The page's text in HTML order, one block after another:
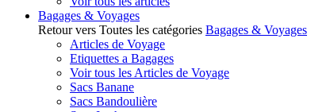
Bagages & Voyages
Retour vers Toutes les catégories Bagages & Voyages
Articles de Voyage
Etiquettes a Bagages
Voir tous les Articles de Voyage
Sacs Banane
Sacs Bandoulière